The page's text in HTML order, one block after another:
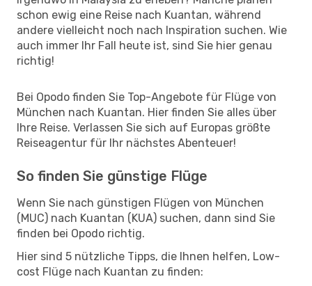
schon ewig eine Reise nach Kuantan, während
andere vielleicht noch nach Inspiration suchen. Wie
auch immer Ihr Fall heute ist, sind Sie hier genau
richtig!
Bei Opodo finden Sie Top-Angebote für Flüge von
München nach Kuantan. Hier finden Sie alles über
Ihre Reise. Verlassen Sie sich auf Europas größte
Reiseagentur für Ihr nächstes Abenteuer!
So finden Sie günstige Flüge
Wenn Sie nach günstigen Flügen von München
(MUC) nach Kuantan (KUA) suchen, dann sind Sie
finden bei Opodo richtig.
Hier sind 5 nützliche Tipps, die Ihnen helfen, Low-
cost Flüge nach Kuantan zu finden: